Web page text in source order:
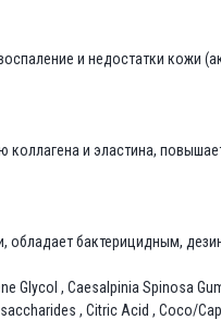
и недостатки кожи
и эластина,
обладает бактерицидным,
Glycol , Caesalpinia Spinosa
, Citric Acid , Coco/